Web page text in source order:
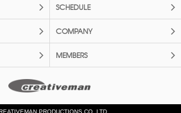
SCHEDULE
COMPANY
MEMBERS